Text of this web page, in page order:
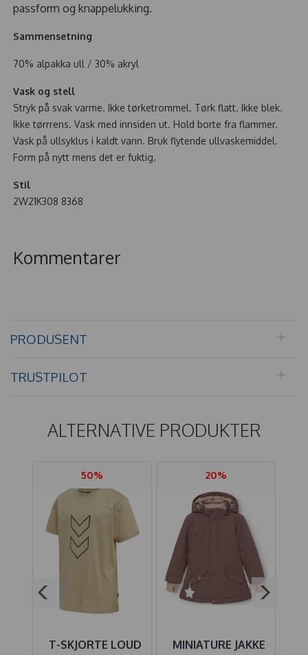
passform og knappelukking.
Sammensetning
70% alpakka ull / 30% akryl
Vask og stell
Stryk på svak varme. Ikke tørketrommel. Tørk flatt. Ikke blek.
Ikke tørrrens. Vask med innsiden ut. Hold borte fra flammer.
Vask på ullsyklus i kaldt vann. Bruk flytende ullvaskemiddel.
Form på nytt mens det er fuktig.
Stil
2W21K308 8368
Kommentarer
PRODUSENT
TRUSTPILOT
ALTERNATIVE PRODUKTER
50%
T-SKJORTE LOUD
20%
MINIATURE JAKKE